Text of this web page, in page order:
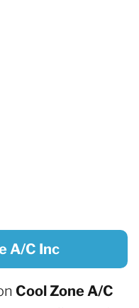
A/C Inc
Cool Zone A/C